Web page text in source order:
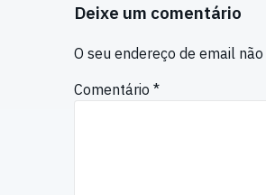
Deixe um comentário
O seu endereço de email
Comentário *